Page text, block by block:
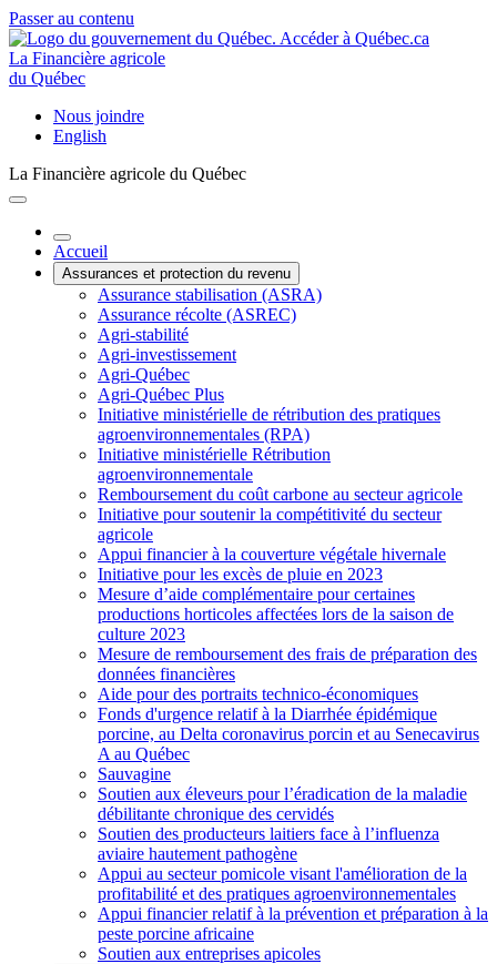
Passer au contenu
La Financière agricole
du Québec
Nous joindre
English
La Financière agricole du Québec
Accueil
Assurances et protection du revenu
Assurance stabilisation (ASRA)
Assurance récolte (ASREC)
Agri-stabilité
Agri-investissement
Agri-Québec
Agri-Québec Plus
Initiative ministérielle de rétribution des pratiques
agroenvironnementales (RPA)
Initiative ministérielle Rétribution
agroenvironnementale
Remboursement du coût carbone au secteur agricole
Initiative pour soutenir la compétitivité du secteur
agricole
Appui financier à la couverture végétale hivernale
Initiative pour les excès de pluie en 2023
Mesure d’aide complémentaire pour certaines
productions horticoles affectées lors de la saison de
culture 2023
Mesure de remboursement des frais de préparation des
données financières
Aide pour des portraits technico-économiques
Fonds d'urgence relatif à la Diarrhée épidémique
porcine, au Delta coronavirus porcin et au Senecavirus
A au Québec
Sauvagine
Soutien aux éleveurs pour l’éradication de la maladie
débilitante chronique des cervidés
Soutien des producteurs laitiers face à l’influenza
aviaire hautement pathogène
Appui au secteur pomicole visant l'amélioration de la
profitabilité et des pratiques agroenvironnementales
Appui financier relatif à la prévention et préparation à la
peste porcine africaine
Soutien aux entreprises apicoles